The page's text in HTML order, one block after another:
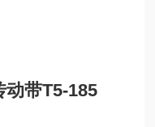
动带T5-185